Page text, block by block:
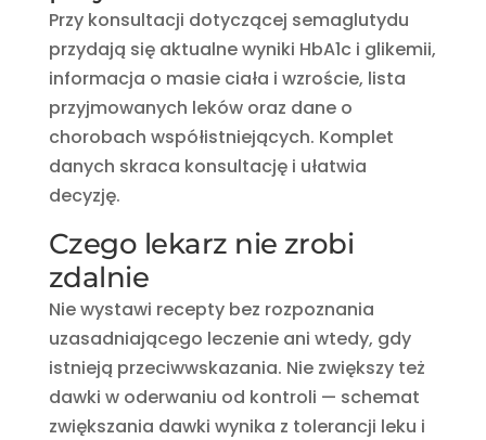
Przy konsultacji dotyczącej semaglutydu
przydają się aktualne wyniki HbA1c i glikemii,
informacja o masie ciała i wzroście, lista
przyjmowanych leków oraz dane o
chorobach współistniejących. Komplet
danych skraca konsultację i ułatwia
decyzję.
Czego lekarz nie zrobi
zdalnie
Nie wystawi recepty bez rozpoznania
uzasadniającego leczenie ani wtedy, gdy
istnieją przeciwwskazania. Nie zwiększy też
dawki w oderwaniu od kontroli — schemat
zwiększania dawki wynika z tolerancji leku i